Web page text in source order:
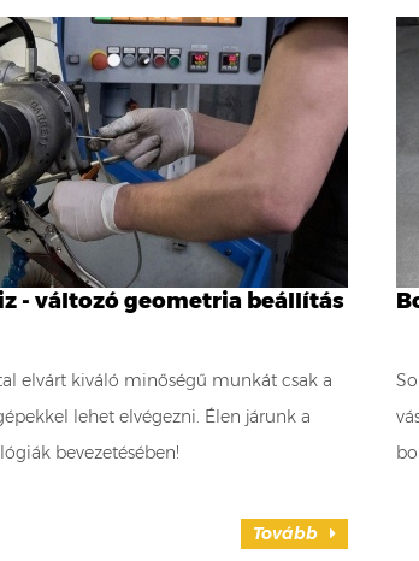
- változó geometria beállítás
elvárt kiváló minőségű munkát csak a
lehet elvégezni. Élen járunk a
bevezetésében!
Tovább